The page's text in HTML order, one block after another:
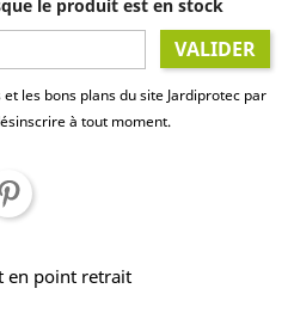
le produit est en stock
VALIDER
les bons plans du site Jardiprotec par
à tout moment.
en point retrait